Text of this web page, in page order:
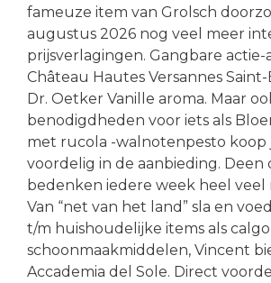
fameuze item van Grolsch
augustus 2026 nog veel meer
prijsverlagingen. Gangbare
Château Hautes Versannes
Dr. Oetker Vanille aroma. Maar
benodigdheden voor iets als
met rucola -walnotenpesto koop
voordelig in de aanbieding. Deen
bedenken iedere week heel veel
Van “net van het land” sla en
t/m huishoudelijke items als
schoonmaakmiddelen, Vincent
Accademia del Sole. Direct